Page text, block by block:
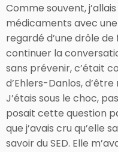
Comme souvent,
médicaments avec
regardé d’une drôle
continuer la
sans prévenir, c’était
d’Ehlers-Danlos, d’être
J’étais sous le choc,
posait cette question
que j’avais cru qu’elle
savoir du SED. Elle